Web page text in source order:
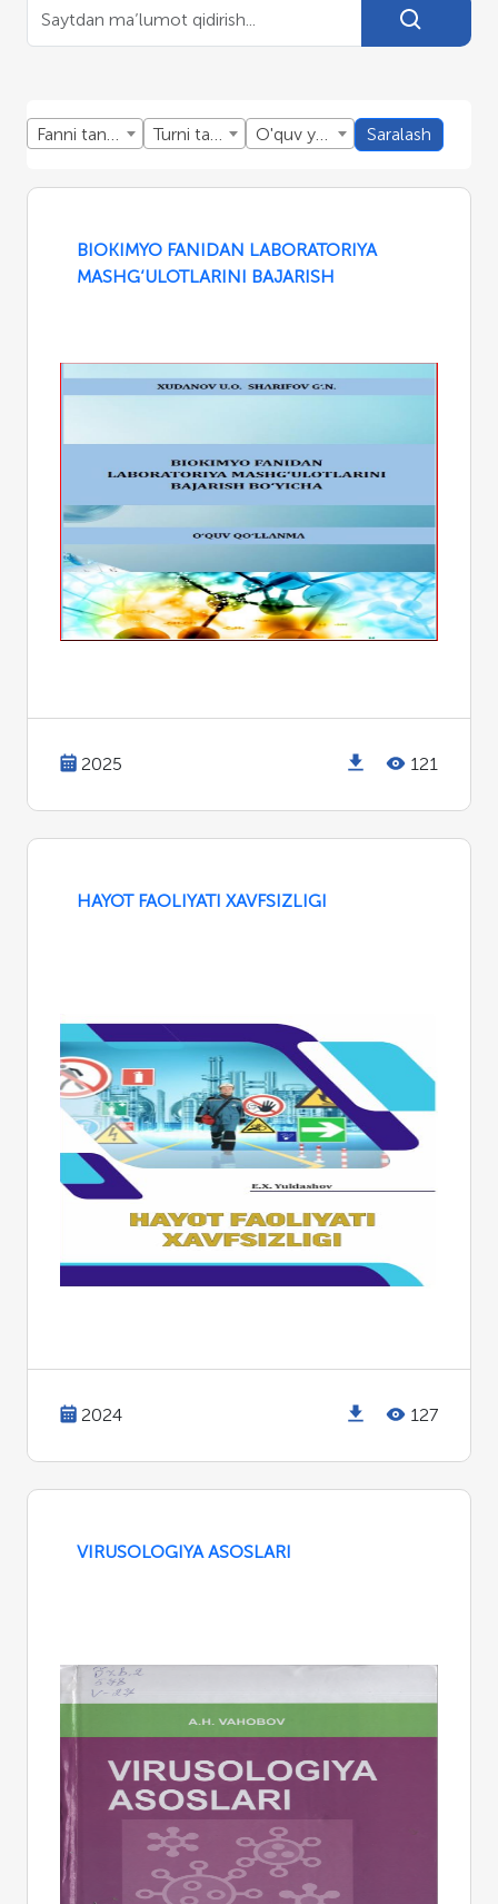
Fanni tanlang Turni tanlang O'quv yillini tanlang Saralash
BIOKIMYO FANIDAN LABORATORIYA
MASHG‘ULOTLARINI BAJARISH
2025 121
HAYOT FAOLIYATI XAVFSIZLIGI
2024 127
VIRUSOLOGIYA ASOSLARI